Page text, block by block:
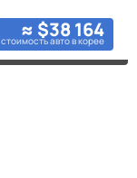
≈ $38 164
стоимость авто в корее